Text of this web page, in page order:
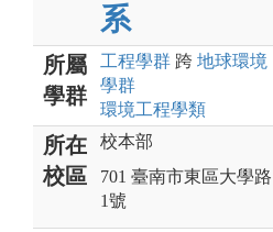
系
所屬
學群
工程學群 跨 地球環境
學群
環境工程學類
所在
校區
校本部
701 臺南市東區大學路
1號